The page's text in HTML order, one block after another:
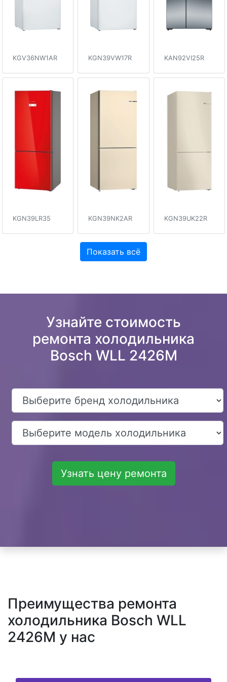
KGV36NW1AR KGN39VW17R KAN92VI25R
KGN39LR35 KGN39NK2AR KGN39UK22R
Показать всё
Узнайте стоимость
ремонта холодильника
Bosch WLL 2426M
Узнать цену ремонта
Преимущества ремонта
холодильника Bosch WLL
2426M у нас